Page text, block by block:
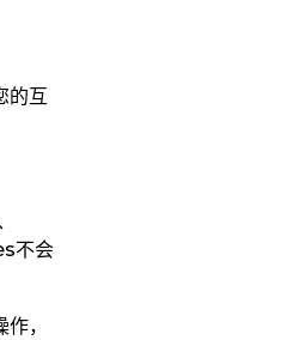
的互
不会
，